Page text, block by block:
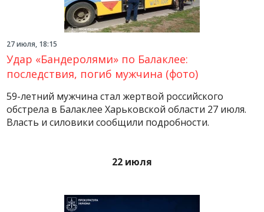
27 июля, 18:15
Удар «Бандеролями» по Балаклее:
последствия, погиб мужчина (фото)
59-летний мужчина стал жертвой российского
обстрела в Балаклее Харьковской области 27 июля.
Власть и силовики сообщили подробности.
22 июля